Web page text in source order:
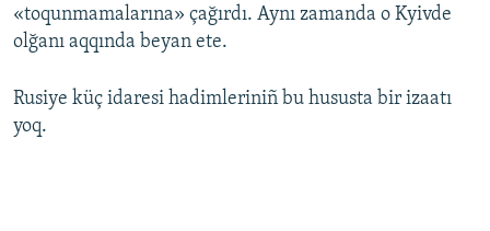
«toqunmamalarına» çağırdı. Aynı zamanda o Kyivde
olğanı aqqında beyan ete.
Rusiye küç idaresi hadimleriniñ bu hususta bir izaatı
yoq.